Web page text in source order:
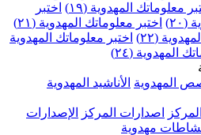
معلوماتك المهدوية (١٩)
اختبر
اختبر معلوماتك المهدوية (٢١)
(٢٢)
اختبر معلوماتك المهدوية
المهدوية (٢٤)
المهدوية الأناشيد المهدوية
اصدارات المركز
الإصدارات
مهدوية